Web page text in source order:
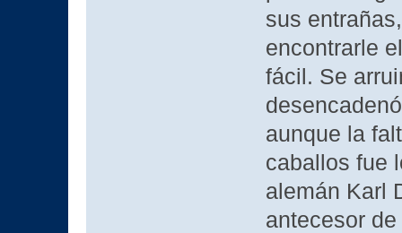
sus
encontrarle
fácil. Se
aunque la
caballos fue
alemán Karl
antecesor